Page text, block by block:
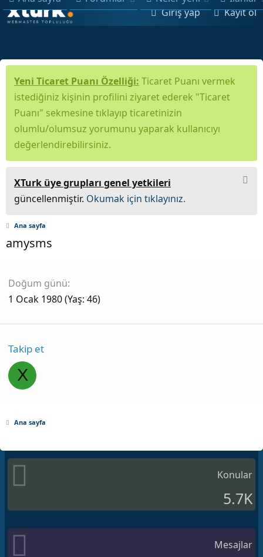
Giriş yap Kayıt ol
Yeni Ticaret Puanı Özelliği: Ticaret Puanı vermek
istediğiniz kişinin profilini ziyaret ederek "Ticaret
Puanı" sekmesine tıklayıp ticaretinizin
olumlu/olumsuz yorumunu yaparak kullanıcıyı
değerlendirebilirsiniz.
XTurk üye grupları genel yetkileri
güncellenmiştir. Okumak için tıklayınız.
Ana sayfa
amysms
Doğum günü
1 Ocak 1980 (Yaş: 46)
Takip et
X
Ana sayfa
Konular
5.7K
Mesajlar